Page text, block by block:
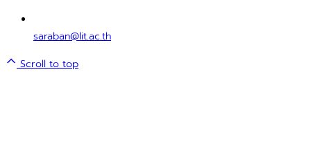
saraban@lit.ac.th
Scroll to top